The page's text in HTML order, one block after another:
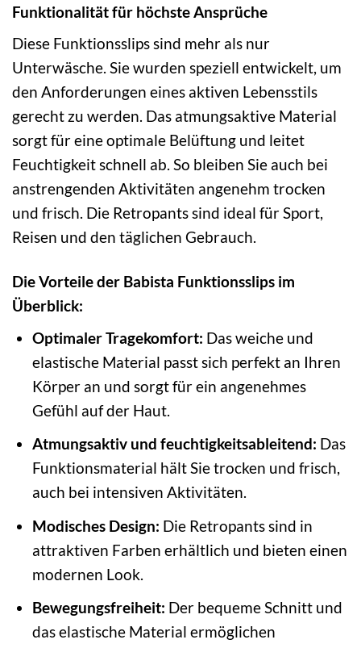
Funktionalität für höchste Ansprüche
Diese Funktionsslips sind mehr als nur
Unterwäsche. Sie wurden speziell entwickelt, um
den Anforderungen eines aktiven Lebensstils
gerecht zu werden. Das atmungsaktive Material
sorgt für eine optimale Belüftung und leitet
Feuchtigkeit schnell ab. So bleiben Sie auch bei
anstrengenden Aktivitäten angenehm trocken
und frisch. Die Retropants sind ideal für Sport,
Reisen und den täglichen Gebrauch.
Die Vorteile der Babista Funktionsslips im
Überblick:
Optimaler Tragekomfort: Das weiche und
elastische Material passt sich perfekt an Ihren
Körper an und sorgt für ein angenehmes
Gefühl auf der Haut.
Atmungsaktiv und feuchtigkeitsableitend: Das
Funktionsmaterial hält Sie trocken und frisch,
auch bei intensiven Aktivitäten.
Modisches Design: Die Retropants sind in
attraktiven Farben erhältlich und bieten einen
modernen Look.
Bewegungsfreiheit: Der bequeme Schnitt und
das elastische Material ermöglichen